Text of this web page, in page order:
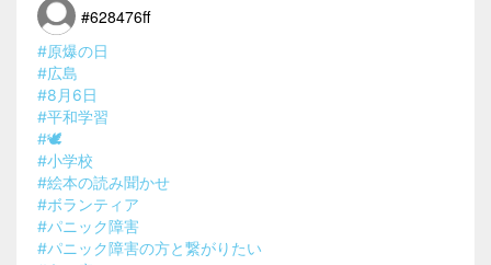
#628476ff
#原爆の日
#広島
#8月6日
#平和学習
#🕊
#小学校
#絵本の読み聞かせ
#ボランティア
#パニック障害
#パニック障害の方と繋がりたい